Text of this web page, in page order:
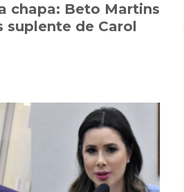
chapa: Beto Martins
suplente de Carol